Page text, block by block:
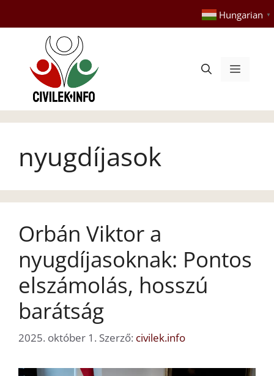
tartalomba
Hungarian ▼
Menü
nyugdíjasok
Orbán Viktor a
nyugdíjasoknak: Pontos
elszámolás, hosszú
barátság
2025. október 1. Szerző: civilek.info